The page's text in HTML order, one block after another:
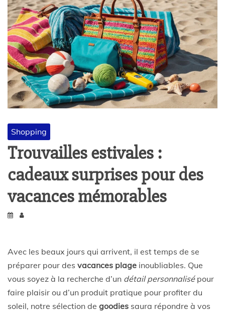
Shopping
Trouvailles estivales :
cadeaux surprises pour des
vacances mémorables
Avec les beaux jours qui arrivent, il est temps de se
préparer pour des vacances plage inoubliables. Que
vous soyez à la recherche d’un détail personnalisépour
faire plaisir ou d’un produit pratique pour profiter du
soleil, notre sélection de goodies saura répondre à vos